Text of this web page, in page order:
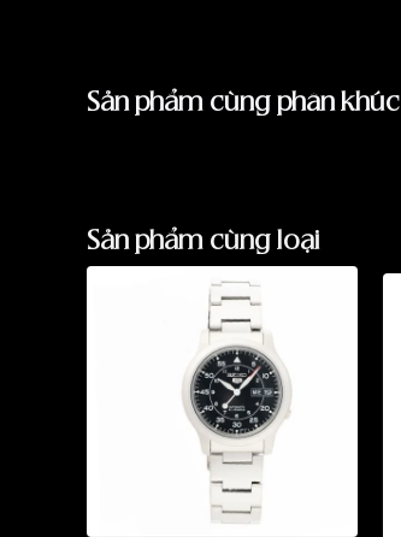
Sản phẩm cùng phân khúc
Sản phẩm cùng loại